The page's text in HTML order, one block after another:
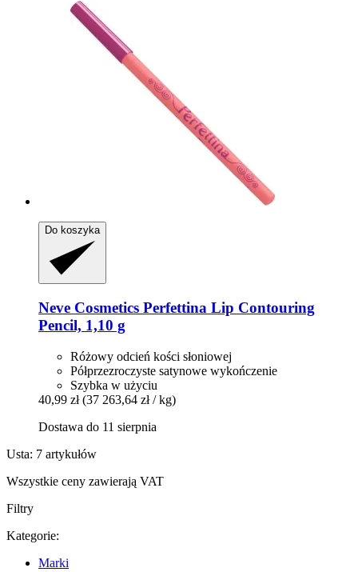
Do koszyka
Neve Cosmetics Perfettina Lip Contouring
Pencil, 1,10 g
Różowy odcień kości słoniowej
Półprzezroczyste satynowe wykończenie
Szybka w użyciu
40,99 zł (37 263,64 zł / kg)
Dostawa do 11 sierpnia
Usta: 7 artykułów
Wszystkie ceny zawierają VAT
Filtry
Kategorie:
Marki